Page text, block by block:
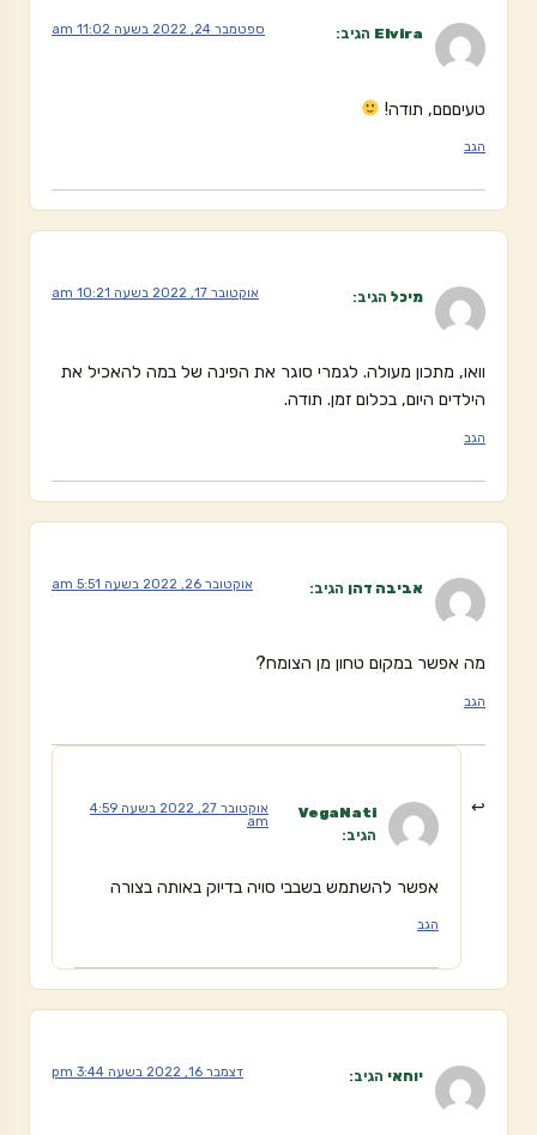
Elvira הגיב: ספטמבר 24, 2022 בשעה 11:02 am
טעיםםם, תודה!
הגב
מיכל הגיב: אוקטובר 17, 2022 בשעה 10:21 am
וואו, מתכון מעולה. לגמרי סוגר את הפינה של במה להאכיל את
הילדים היום, בכלום זמן. תודה.
הגב
אביבה דהן הגיב: אוקטובר 26, 2022 בשעה 5:51 am
מה אפשר במקום טחון מן הצומח?
הגב
VegaNati
הגיב:
אוקטובר 27, 2022 בשעה 4:59
am
אפשר להשתמש בשבבי סויה בדיוק באותה בצורה
הגב
יוחאי הגיב: דצמבר 16, 2022 בשעה 3:44 pm